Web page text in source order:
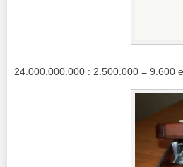
24.000.000.000 : 2.500.000 = 9.600